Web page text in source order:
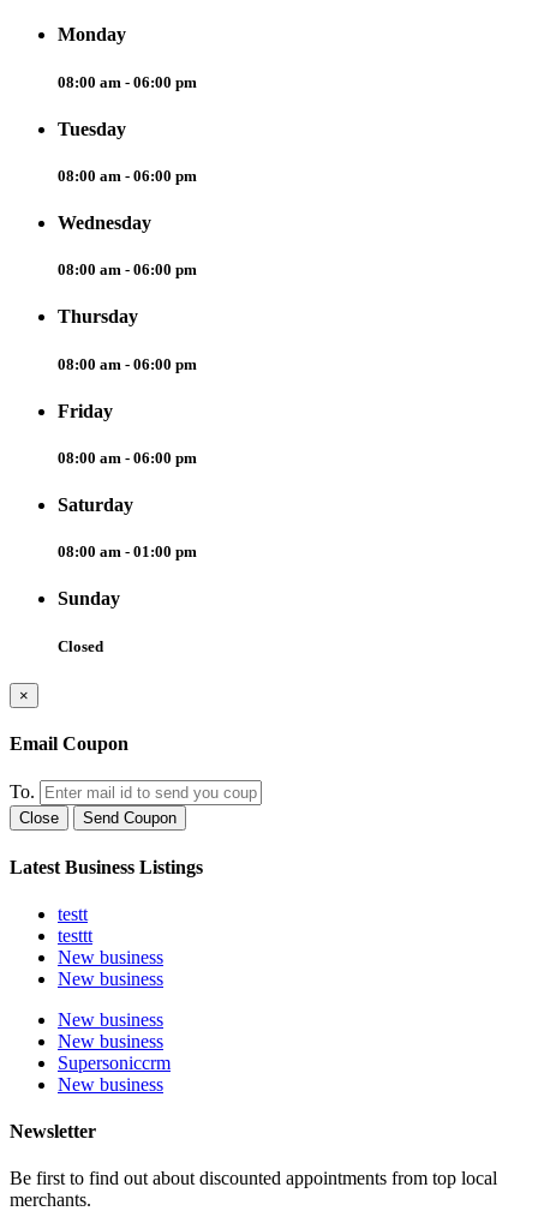
Monday
08:00 am - 06:00 pm
Tuesday
08:00 am - 06:00 pm
Wednesday
08:00 am - 06:00 pm
Thursday
08:00 am - 06:00 pm
Friday
08:00 am - 06:00 pm
Saturday
08:00 am - 01:00 pm
Sunday
Closed
×
Email Coupon
To.
Close Send Coupon
Latest Business Listings
testt
testtt
New business
New business
New business
New business
Supersoniccrm
New business
Newsletter
Be first to find out about discounted appointments from top local
merchants.